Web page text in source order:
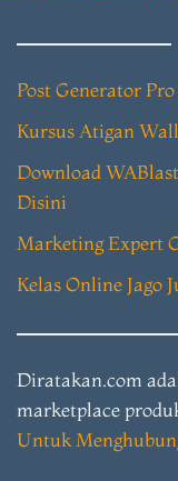
Post Generator
Kursus Atigan
Download
Disini
Marketing Expert
Kelas Online Jago
Diratakan.com
marketplace
Untuk